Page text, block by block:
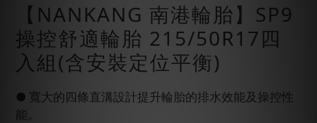
【NANKANG 南港輪胎】SP9
操控舒適輪胎 215/50R17四
入組(含安裝定位平衡)
● 寬大的四條直溝設計提升輪胎的排水效能及操控性
能。